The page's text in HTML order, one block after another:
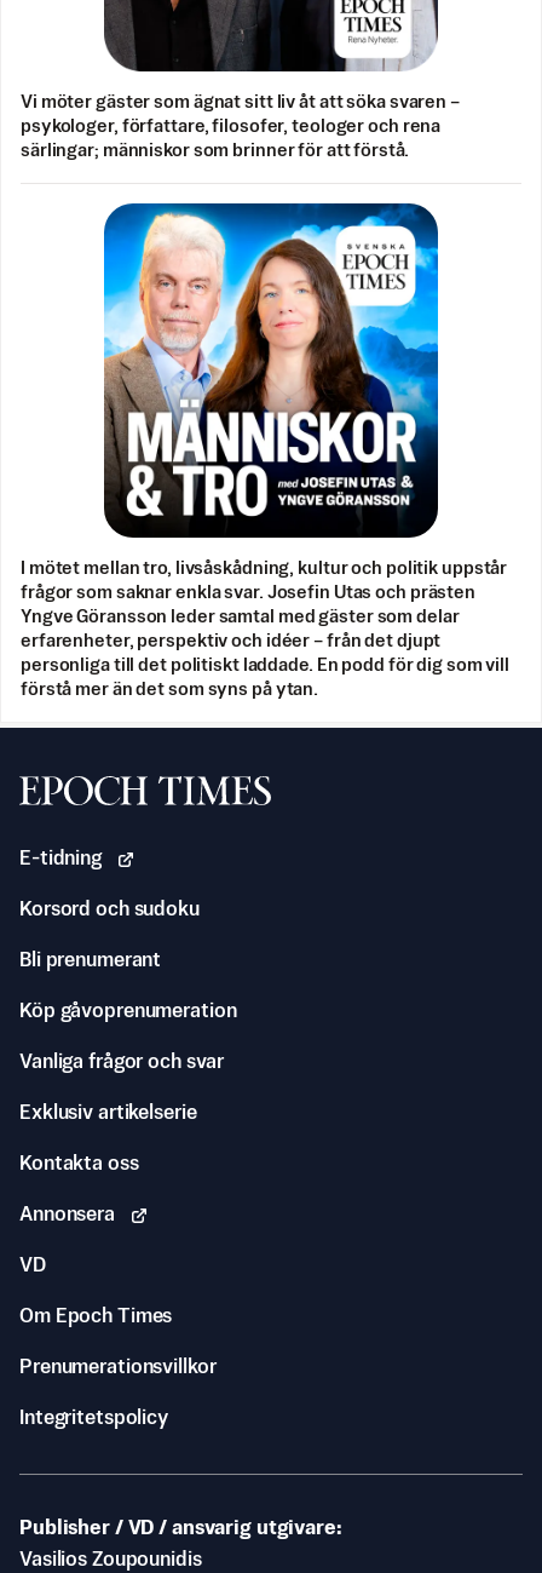
Vi möter gäster som ägnat sitt liv åt att söka svaren –
psykologer, författare, filosofer, teologer och rena
särlingar; människor som brinner för att förstå.
I mötet mellan tro, livsåskådning, kultur och politik uppstår
frågor som saknar enkla svar. Josefin Utas och prästen
Yngve Göransson leder samtal med gäster som delar
erfarenheter, perspektiv och idéer – från det djupt
personliga till det politiskt laddade. En podd för dig som vill
förstå mer än det som syns på ytan.
Svenska Epoch Times
E-tidning
Korsord och sudoku
Bli prenumerant
Köp gåvoprenumeration
Vanliga frågor och svar
Exklusiv artikelserie
Kontakta oss
Annonsera
VD
Om Epoch Times
Prenumerationsvillkor
Integritetspolicy
Publisher / VD / ansvarig utgivare
Vasilios Zoupounidis